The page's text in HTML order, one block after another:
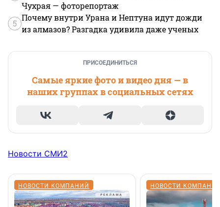
Чухрая — фоторепортаж
5
Почему внутри Урана и Нептуна идут дожди
из алмазов? Разгадка удивила даже ученых
ПРИСОЕДИНИТЬСЯ
Самые яркие фото и видео дня — в
наших группах в социальных сетях
Новости СМИ2
НОВОСТИ КОМПАНИЙ НОВОСТИ